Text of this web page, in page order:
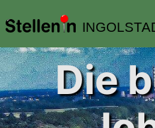
Die